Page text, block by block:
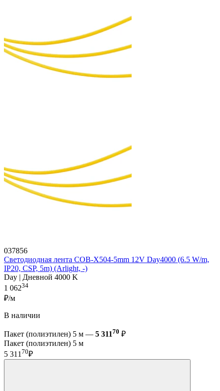
037856
Светодиодная лента COB-X504-5mm 12V Day4000 (6.5 W/m,
IP20, CSP, 5m) (Arlight, -)
Day | Дневной 4000 K
1 06234
₽/м
В наличии
Пакет (полиэтилен) 5 м — 5 31170 ₽
Пакет (полиэтилен) 5 м
5 31170₽